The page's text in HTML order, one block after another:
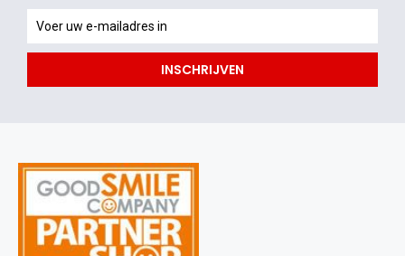
ontvang
als
acties
INSCHRIJVEN